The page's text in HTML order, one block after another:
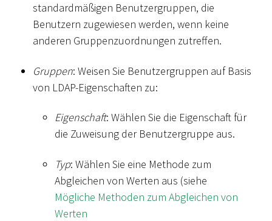
standardmäßigen Benutzergruppen, die
Benutzern zugewiesen werden, wenn keine
anderen Gruppenzuordnungen zutreffen.
Gruppen: Weisen Sie Benutzergruppen auf Basis
von LDAP-Eigenschaften zu:
Eigenschaft: Wählen Sie die Eigenschaft für
die Zuweisung der Benutzergruppe aus.
Typ: Wählen Sie eine Methode zum
Abgleichen von Werten aus (siehe
Mögliche Methoden zum Abgleichen von
Werten